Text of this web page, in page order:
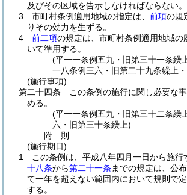
及びその区域を告示しなければならない。
3
市町村条例適用地域の指定は、 前項の規
りその効力を生ずる。
4
前二項の規定は、市町村条例適用地域の
いて準用する。
(平一一条例五九・旧第三十一条繰
一八条例三六・旧第二十九条繰上
(施行事項)
第二十四条
この条例の施行に関し必要な
める。
(平一一条例五九・旧第三十二条繰
六・旧第三十条繰上)
附 則
(施行期日)
1
この条例は、平成八年四月一日から施行
十八条から第二十一条 までの規定は、公
て一年を超えない範囲内において規則で
する。